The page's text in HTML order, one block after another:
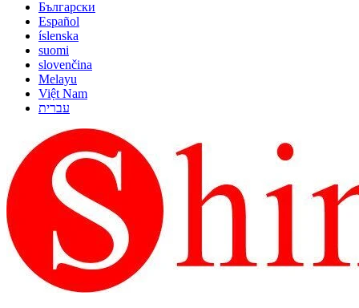
Български
Español
íslenska
suomi
slovenčina
Melayu
Việt Nam
עברית